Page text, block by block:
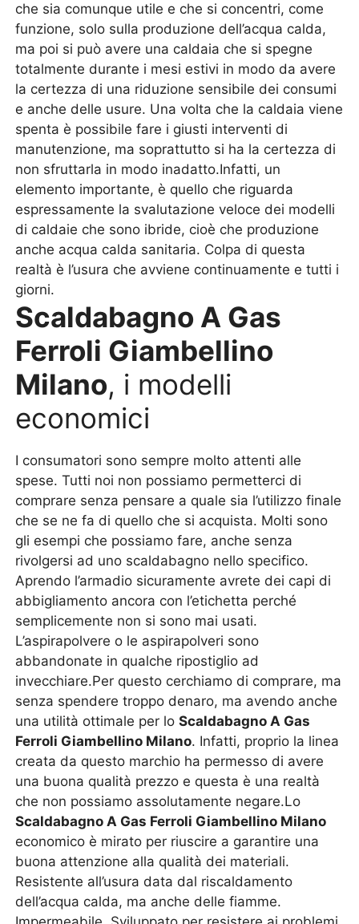
che sia comunque utile e che si concentri, come
funzione, solo sulla produzione dell’acqua calda,
ma poi si può avere una caldaia che si spegne
totalmente durante i mesi estivi in modo da avere
la certezza di una riduzione sensibile dei consumi
e anche delle usure. Una volta che la caldaia viene
spenta è possibile fare i giusti interventi di
manutenzione, ma soprattutto si ha la certezza di
non sfruttarla in modo inadatto.Infatti, un
elemento importante, è quello che riguarda
espressamente la svalutazione veloce dei modelli
di caldaie che sono ibride, cioè che produzione
anche acqua calda sanitaria. Colpa di questa
realtà è l’usura che avviene continuamente e tutti i
giorni.
Scaldabagno A Gas
Ferroli Giambellino
Milano, i modelli
economici
I consumatori sono sempre molto attenti alle
spese. Tutti noi non possiamo permetterci di
comprare senza pensare a quale sia l’utilizzo finale
che se ne fa di quello che si acquista. Molti sono
gli esempi che possiamo fare, anche senza
rivolgersi ad uno scaldabagno nello specifico.
Aprendo l’armadio sicuramente avrete dei capi di
abbigliamento ancora con l’etichetta perché
semplicemente non si sono mai usati.
L’aspirapolvere o le aspirapolveri sono
abbandonate in qualche ripostiglio ad
invecchiare.Per questo cerchiamo di comprare, ma
senza spendere troppo denaro, ma avendo anche
una utilità ottimale per loScaldabagno A Gas
Ferroli Giambellino Milano. Infatti, proprio la linea
creata da questo marchio ha permesso di avere
una buona qualità prezzo e questa è una realtà
che non possiamo assolutamente negare.Lo
Scaldabagno A Gas Ferroli Giambellino Milano
economico è mirato per riuscire a garantire una
buona attenzione alla qualità dei materiali.
Resistente all’usura data dal riscaldamento
dell’acqua calda, ma anche delle fiamme.